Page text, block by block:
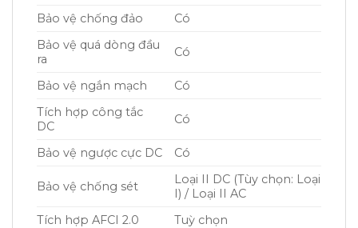
Bảo vệ chống đảo
Có
Bảo vệ quá dòng đầu
ra
Có
Bảo vệ ngắn mạch
Có
Tích hợp công tắc
DC
Có
Bảo vệ ngược cực DC Có
Bảo vệ chống sét
Loại II DC (Tùy chọn: Loại
I) / Loại II AC
Tích hợp AFCI 2.0
Tuỳ chọn